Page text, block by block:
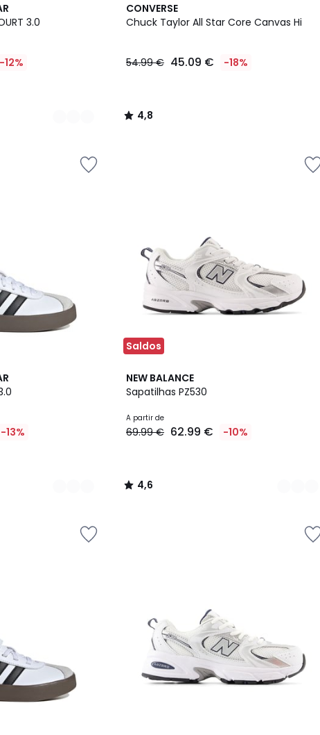
3.0
-12%
CONVERSE
Chuck Taylor All Star Core Canvas Hi
54.99 € 45.09 € -18%
4,8
/ 5
4,8
/
-13%
Saldos
NEW BALANCE
Sapatilhas PZ530
A partir de
69.99 € 62.99 € -10%
4,6
/ 5
2
Cores
4,6
/